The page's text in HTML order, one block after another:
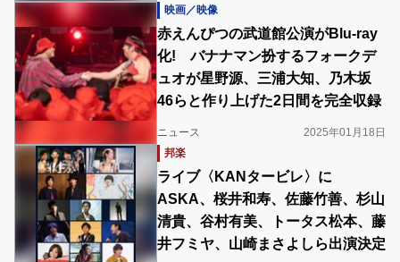
映画／映像
赤えんぴつの武道館公演がBlu-ray
化! バナナマン扮するフォークデ
ュオが星野源、三浦大知、乃木坂
46らと作り上げた2日間を完全収録
ニュース
2025年01月18日
邦楽
ライブ〈KANタービレ〉に
ASKA、桜井和寿、佐藤竹善、杉山
清貴、谷村有美、トータス松本、藤
井フミヤ、山崎まさよしら出演決定